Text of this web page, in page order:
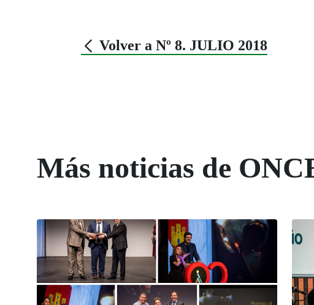
Volver a Nº 8. JULIO 2018
Más noticias de